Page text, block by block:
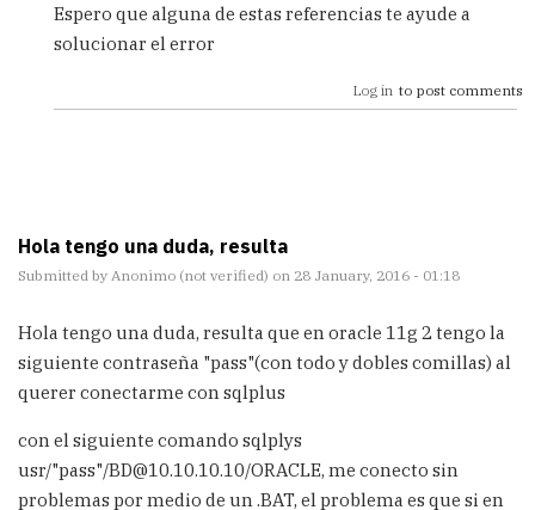
Espero que alguna de estas referencias te ayude a
solucionar el error
Log in to post comments
Hola tengo una duda, resulta
Submitted by Anonimo (not verified) on 28 January, 2016 - 01:18
Hola tengo una duda, resulta que en oracle 11g 2 tengo la
siguiente contraseña "pass"(con todo y dobles comillas) al
querer conectarme con sqlplus
con el siguiente comando sqlplys
usr/"pass"/BD@10.10.10.10/ORACLE, me conecto sin
problemas por medio de un .BAT, el problema es que si en